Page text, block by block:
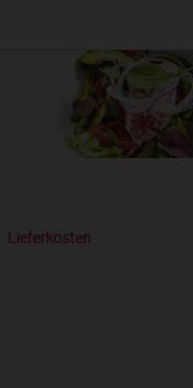
Lieferkosten